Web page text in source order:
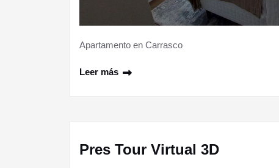
Apartamento en Carrasco
Leer más
Pres Tour Virtual 3D